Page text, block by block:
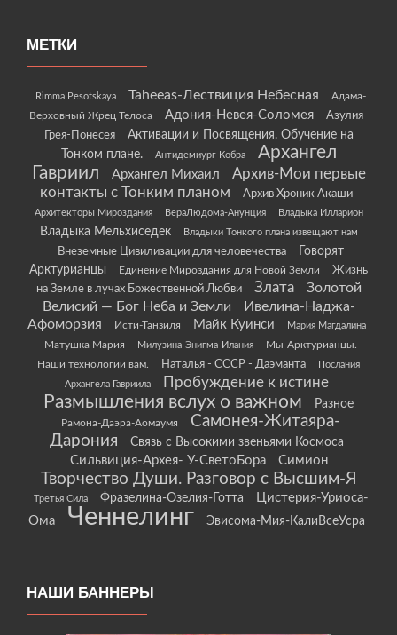
МЕТКИ
Rimma Pesotskaya Taheeas-Лествиция Небесная
Адама-
Верховный Жрец Телоса
Адония-Невея-Соломея
Азулия-
Грея-Понесея
Активации и Посвящения. Обучение на
Тонком плане.
Антидемиург Кобра
Архангел
Гавриил
Архангел Михаил
Архив-Мои первые
контакты с Тонким планом
Архив Хроник Акаши
Архитекторы Мироздания ВераЛюдома-Анунция Владыка Илларион
Владыка Мельхиседек Владыки Тонкого плана извещают нам
Внеземные Цивилизации для человечества
Говорят
Арктурианцы
Единение Мироздания для Новой Земли
Жизнь
на Земле в лучах Божественной Любви
Злата
Золотой
Велисий — Бог Неба и Земли
Ивелина-Наджа-
Афоморзия
Исти-Танзиля Майк Куинси Мария Магдалина
Матушка Мария Милузина-Энигма-Илания
Мы-Арктурианцы.
Наши технологии вам.
Наталья - СССР - Даэманта
Послания
Архангела Гавриила
Пробуждение к истине
Размышления вслух о важном Разное
Рамона-Даэра-Аомаумя
Самонея-Житаяра-
Дарония
Связь с Высокими звеньями Космоса
Сильвиция-Архея- У-СветоБора Симион
Творчество Души. Разговор с Высшим-Я
Третья Сила Фразелина-Озелия-Готта
Цистерия-Уриоса-
Ома
Ченнелинг Эвисома-Мия-КалиВсеУсра
НАШИ БАННЕРЫ